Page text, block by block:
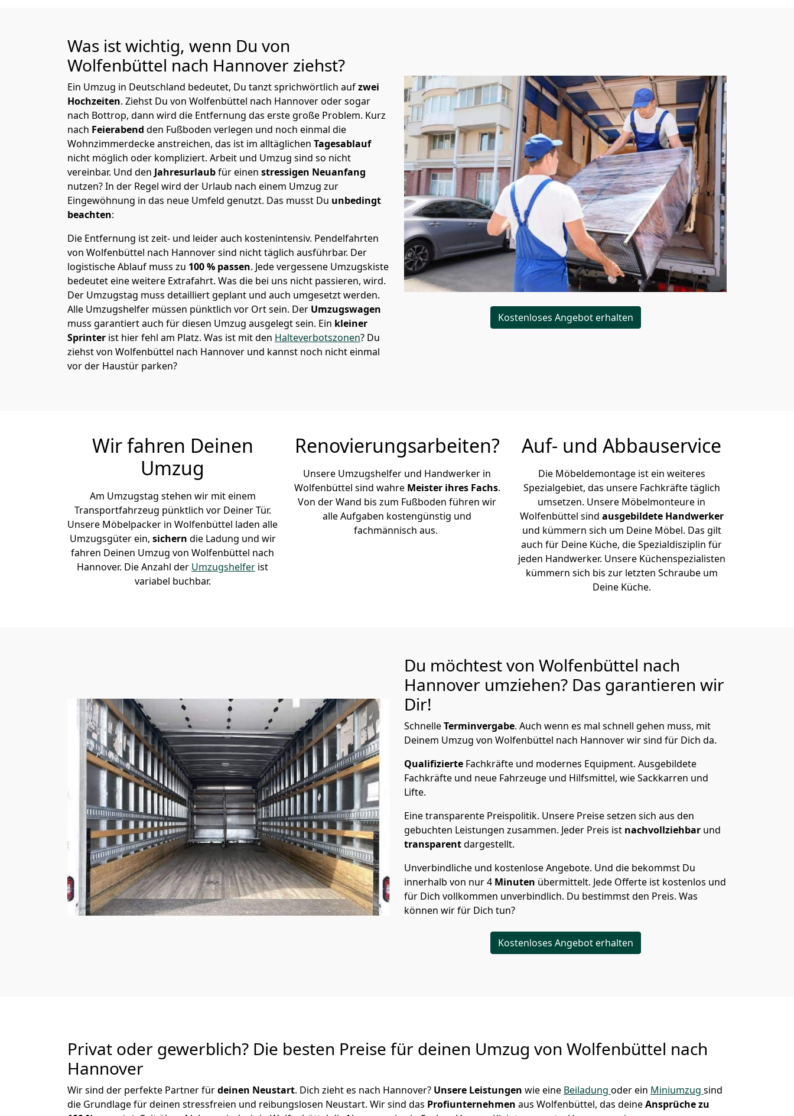
Was ist wichtig, wenn Du von
Wolfenbüttel nach Hannover ziehst?
Ein Umzug in Deutschland bedeutet, Du tanzt sprichwörtlich aufzwei
Hochzeiten. Ziehst Du von Wolfenbüttel nach Hannover oder sogar
nach Bottrop, dann wird die Entfernung das erste große Problem. Kurz
nach Feierabend den Fußboden verlegen und noch einmal die
Wohnzimmerdecke anstreichen, das ist im alltäglichen Tagesablauf
nicht möglich oder kompliziert. Arbeit und Umzug sind so nicht
vereinbar. Und den Jahresurlaubfür einen stressigen Neuanfang
nutzen? In der Regel wird der Urlaub nach einem Umzug zur
Eingewöhnung in das neue Umfeld genutzt. Das musst Du unbedingt
beachten:
Die Entfernung ist zeit- und leider auch kostenintensiv. Pendelfahrten
von Wolfenbüttel nach Hannover sind nicht täglich ausführbar. Der
logistische Ablauf muss zu 100 % passen. Jede vergessene Umzugskiste
bedeutet eine weitere Extrafahrt. Was die bei uns nicht passieren, wird.
Der Umzugstag muss detailliert geplant und auch umgesetzt werden.
Alle Umzugshelfer müssen pünktlich vor Ort sein. Der Umzugswagen
muss garantiert auch für diesen Umzug ausgelegt sein. Ein kleiner
Sprinter ist hier fehl am Platz. Was ist mit den Halteverbotszonen? Du
ziehst von Wolfenbüttel nach Hannover und kannst noch nicht einmal
vor der Haustür parken?
Kostenloses Angebot erhalten
Wir fahren Deinen
Umzug
Am Umzugstag stehen wir mit einem
Transportfahrzeug pünktlich vor Deiner Tür.
Unsere Möbelpacker in Wolfenbüttel laden alle
Umzugsgüter ein, sichern die Ladung und wir
fahren Deinen Umzug von Wolfenbüttel nach
Hannover. Die Anzahl der Umzugshelfer ist
variabel buchbar.
Renovierungsarbeiten?
Unsere Umzugshelfer und Handwerker in
Wolfenbüttel sind wahre Meister ihres Fachs.
Von der Wand bis zum Fußboden führen wir
alle Aufgaben kostengünstig und
fachmännisch aus.
Auf- und Abbauservice
Die Möbeldemontage ist ein weiteres
Spezialgebiet, das unsere Fachkräfte täglich
umsetzen. Unsere Möbelmonteure in
Wolfenbüttel sind ausgebildete Handwerker
und kümmern sich um Deine Möbel. Das gilt
auch für Deine Küche, die Spezialdisziplin für
jeden Handwerker. Unsere Küchenspezialisten
kümmern sich bis zur letzten Schraube um
Deine Küche.
Du möchtest von Wolfenbüttel nach
Hannover umziehen? Das garantieren wir
Dir!
SchnelleTerminvergabe. Auch wenn es mal schnell gehen muss, mit
Deinem Umzug von Wolfenbüttel nach Hannover wir sind für Dich da.
Qualifizierte Fachkräfte und modernes Equipment. Ausgebildete
Fachkräfte und neue Fahrzeuge und Hilfsmittel, wie Sackkarren und
Lifte.
Eine transparente Preispolitik. Unsere Preise setzen sich aus den
gebuchten Leistungen zusammen. Jeder Preis ist nachvollziehbar und
transparentdargestellt.
Unverbindliche und kostenlose Angebote. Und die bekommst Du
innerhalb von nur4 Minuten übermittelt. Jede Offerte ist kostenlos und
für Dich vollkommen unverbindlich. Du bestimmst den Preis. Was
können wir für Dich tun?
Kostenloses Angebot erhalten
Privat oder gewerblich? Die besten Preise für deinen Umzug von Wolfenbüttel nach
Hannover
Wir sind der perfekte Partner fürdeinen Neustart. Dich zieht es nach Hannover? Unsere Leistungen wie eine Beiladung oder ein Miniumzug sind
die Grundlage für deinen stressfreien und reibungslosen Neustart. Wir sind das Profiunternehmen aus Wolfenbüttel, das deineAnsprüche zu